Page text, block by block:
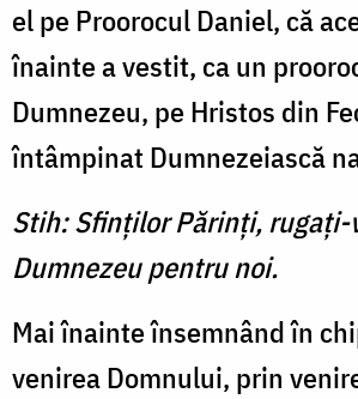
el pe Proorocul Daniel, că
înainte a vestit, ca un
Dumnezeu, pe Hristos din
întâmpinat Dumnezeiască
Stih: Sfinţilor Părinţi, rugaţi-
Dumnezeu pentru noi.
Mai înainte însemnând în
venirea Domnu­lui, prin